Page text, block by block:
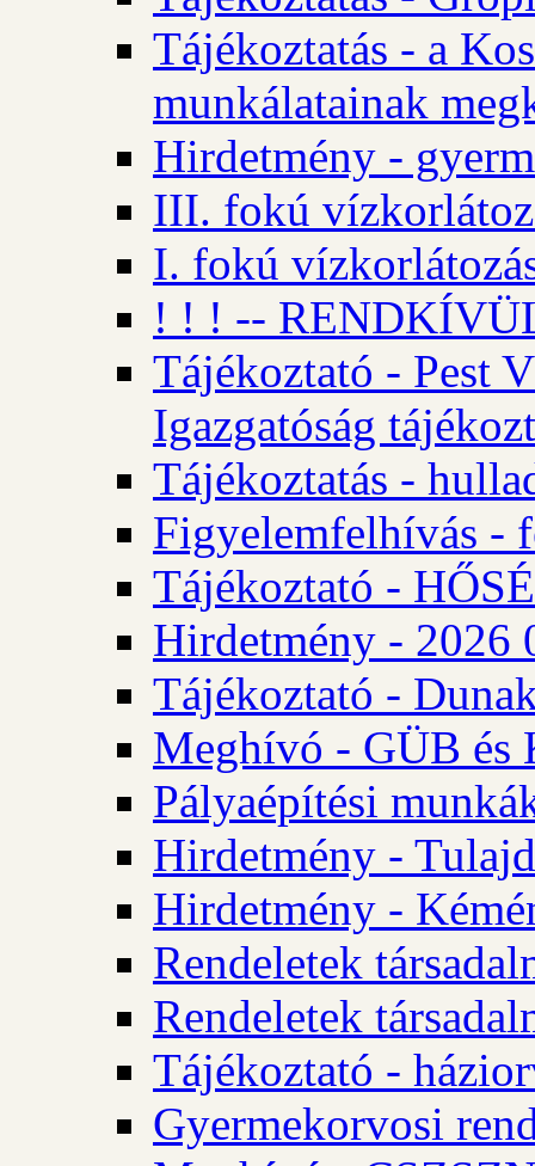
Tájékoztatás - a
munkálatainak
Hirdetmény -
III. fokú
I. fokú
! ! ! --
Tájékoztató - Pest
Igazgatóság
Tájékoztatás -
Figyelemfelhívás -
Tájékoztató -
Hirdetmény - 2026
Tájékoztató -
Meghívó - GÜB és
Pályaépítési
Hirdetmény -
Hirdetmény -
Rendeletek
Rendeletek
Tájékoztató -
Gyermekorvosi